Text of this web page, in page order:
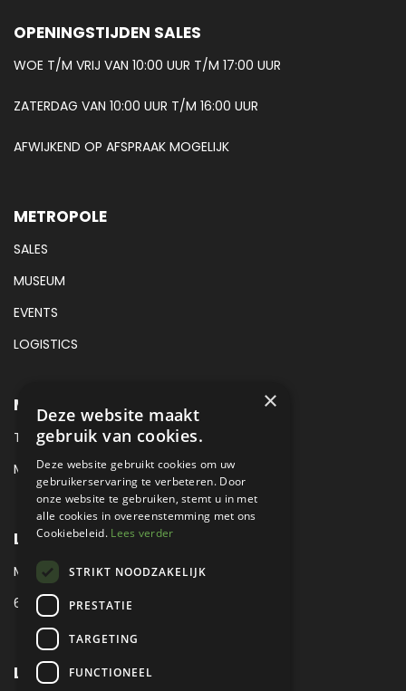
OPENINGSTIJDEN SALES
WOE T/M VRIJ VAN 10:00 UUR T/M 17:00 UUR
ZATERDAG VAN 10:00 UUR T/M 16:00 UUR
AFWIJKEND OP AFSPRAAK MOGELIJK
METROPOLE
SALES
MUSEUM
EVENTS
LOGISTICS
METROPOLE SALES CONTACT
TEL:+31 (0) 88 425 94 00
MAIL:SALES@METROPOLE.NL
LOCATIE
MEUBELLAAN 1 / VIA ENZO FERRARI
6651 KV DRUTEN / THE NETHERLANDS
LEGAL
×
Deze website maakt
gebruik van cookies.
Deze website gebruikt cookies om uw
gebruikerservaring te verbeteren. Door
onze website te gebruiken, stemt u in met
alle cookies in overeenstemming met ons
Cookiebeleid. Lees verder
STRIKT NOODZAKELIJK
PRESTATIE
TARGETING
FUNCTIONEEL